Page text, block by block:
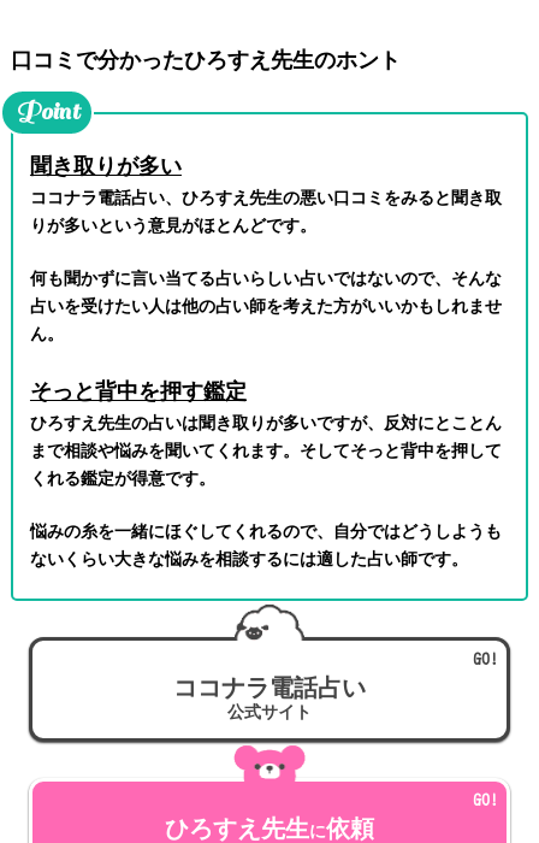
口コミで分かったひろすえ先生のホント
聞き取りが多い
ココナラ電話占い、ひろすえ先生の悪い口コミをみると聞き取
りが多いという意見がほとんどです。
何も聞かずに言い当てる占いらしい占いではないので、そんな
占いを受けたい人は他の占い師を考えた方がいいかもしれませ
ん。
そっと背中を押す鑑定
ひろすえ先生の占いは聞き取りが多いですが、反対にとことん
まで相談や悩みを聞いてくれます。そしてそっと背中を押して
くれる鑑定が得意です。
悩みの糸を一緒にほぐしてくれるので、自分ではどうしようも
ないくらい大きな悩みを相談するには適した占い師です。
ココナラ電話占い
公式サイト
ひろすえ先生に依頼